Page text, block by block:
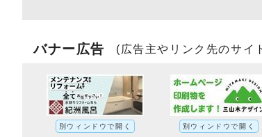
バナー広告 (広告主やリンク先のサイ
別ウィンドウで開く 別ウィンドウで開く